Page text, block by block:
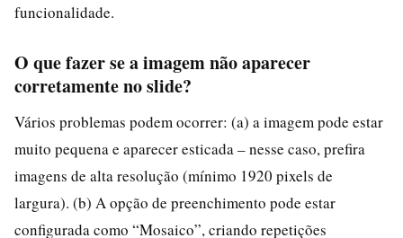
funcionalidade.
O que fazer se a imagem não aparecer
corretamente no slide?
Vários problemas podem ocorrer: (a) a imagem pode estar
muito pequena e aparecer esticada – nesse caso, prefira
imagens de alta resolução (mínimo 1920 pixels de
largura). (b) A opção de preenchimento pode estar
configurada como “Mosaico”, criando repetições